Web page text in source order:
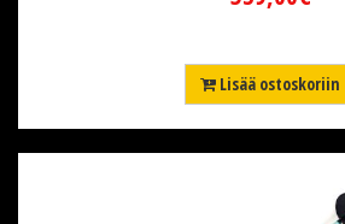
Lisää ostoskoriin